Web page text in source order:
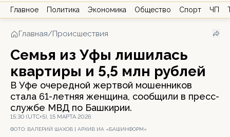
Главное Политика Экономика Общество Спорт ЧП
Главная/Происшествия
Семья из Уфы лишилась
квартиры и 5,5 млн рублей
В Уфе очередной жертвой мошенников
стала 61-летняя женщина, сообщили в пресс-
службе МВД по Башкирии.
15:30 (UTC+5), 15 МАРТА 2026
ФОТО: ВАЛЕРИЙ ШАХОВ | АРХИВ ИА «БАШИНФОРМ»